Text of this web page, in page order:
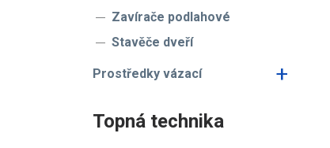
Zavírače podlahové
Stavěče dveří
Prostředky vázací +
Topná technika